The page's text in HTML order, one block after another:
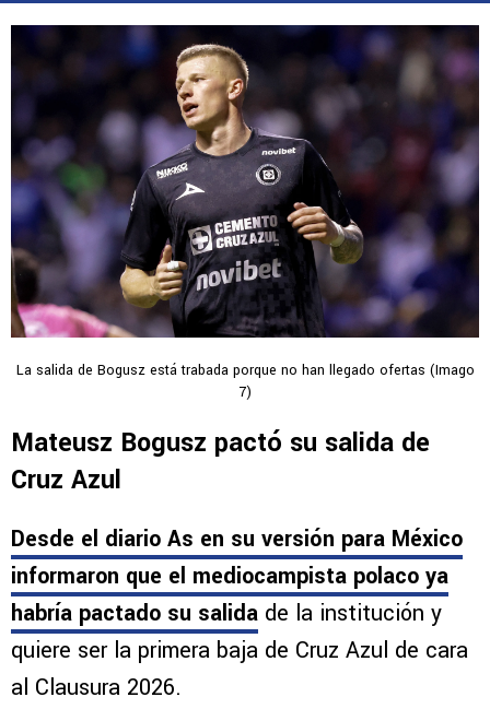
La salida de Bogusz está trabada porque no han llegado ofertas (Imago
7)
Mateusz Bogusz pactó su salida de
Cruz Azul
Desde el diario As en su versión para México
informaron que el mediocampista polaco ya
habría pactado su salida de la institución y
quiere ser la primera baja de Cruz Azul de cara
al Clausura 2026.